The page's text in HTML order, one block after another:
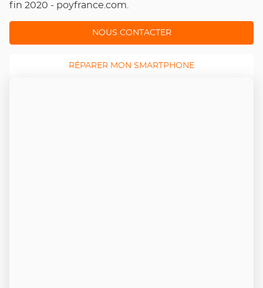
fin 2020 - poyfrance.com.
NOUS CONTACTER
RÉPARER MON SMARTPHONE